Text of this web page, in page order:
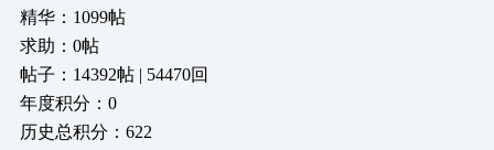
精华：1099帖
求助：0帖
帖子：14392帖 | 54470回
年度积分：0
历史总积分：622